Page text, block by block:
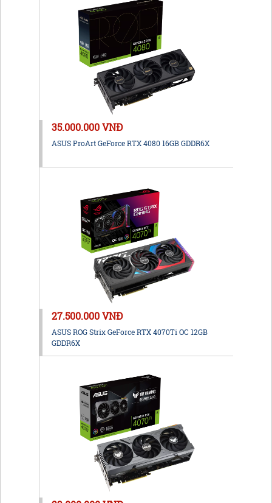
35.000.000 VNĐ
ASUS ProArt GeForce RTX 4080 16GB GDDR6X
27.500.000 VNĐ
ASUS ROG Strix GeForce RTX 4070Ti OC 12GB
GDDR6X